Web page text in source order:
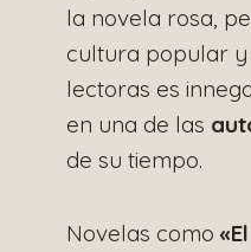
la novela rosa,
cultura popular y
lectoras es
en una de las
de su tiempo.
Novelas como